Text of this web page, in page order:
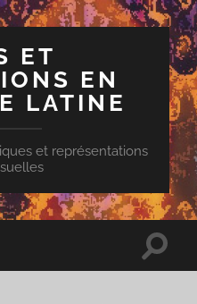
ET
EN
LATINE
et représentations
Toggle